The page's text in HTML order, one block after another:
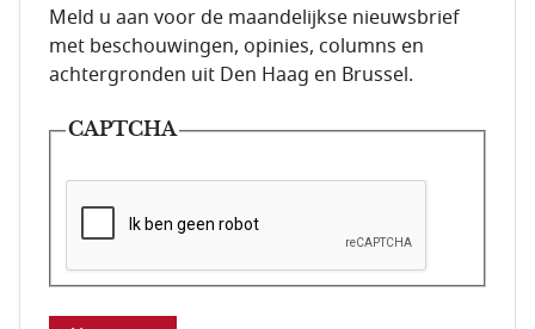
E-mailadres van de abonnee.
Meld u aan voor de maandelijkse nieuwsbrief
met beschouwingen, opinies, columns en
achtergronden uit Den Haag en Brussel.
CAPTCHA
Deze vraag is om te controleren dat u een mens